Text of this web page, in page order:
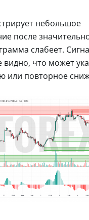
небольшое
после
слабеет.
видно, что может
или повторное